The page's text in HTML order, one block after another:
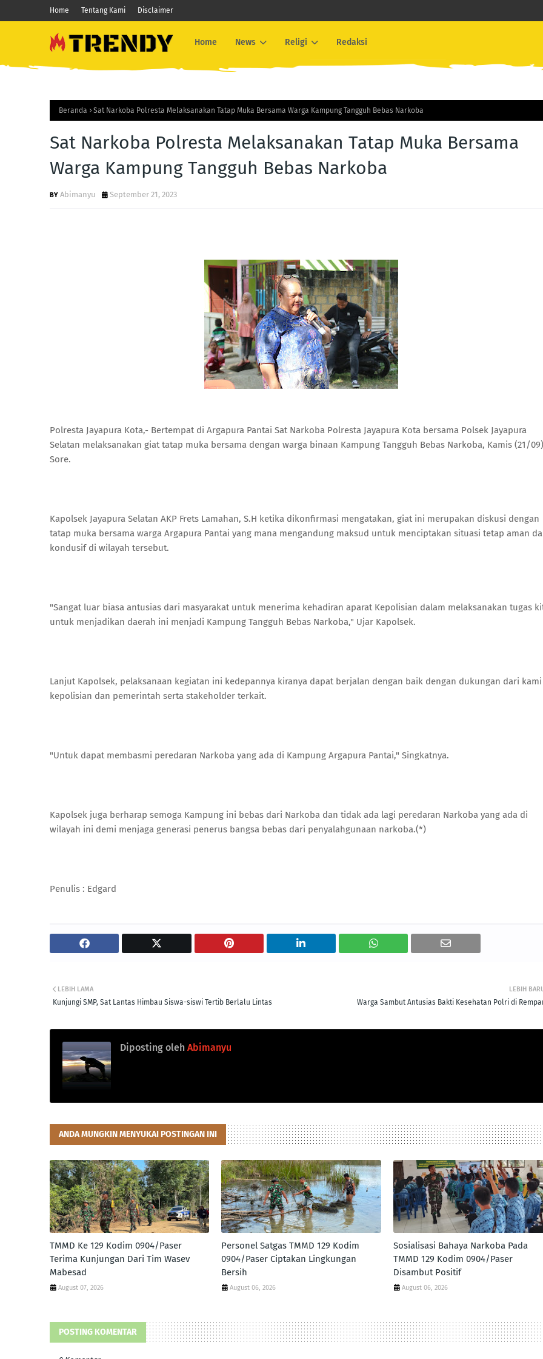
Home Tentang Kami Disclaimer
Home News Religi Redaksi
Beranda Sat Narkoba Polresta Melaksanakan Tatap Muka Bersama Warga Kampung Tangguh Bebas Narkoba
Sat Narkoba Polresta Melaksanakan Tatap Muka Bersama
Warga Kampung Tangguh Bebas Narkoba
Abimanyu September 21, 2023
Polresta Jayapura Kota,- Bertempat di Argapura Pantai Sat Narkoba Polresta Jayapura Kota bersama Polsek Jayapura
Selatan melaksanakan giat tatap muka bersama dengan warga binaan Kampung Tangguh Bebas Narkoba, Kamis (21/09)
Sore.
Kapolsek Jayapura Selatan AKP Frets Lamahan, S.H ketika dikonfirmasi mengatakan, giat ini merupakan diskusi dengan
tatap muka bersama warga Argapura Pantai yang mana mengandung maksud untuk menciptakan situasi tetap aman
kondusif di wilayah tersebut.
"Sangat luar biasa antusias dari masyarakat untuk menerima kehadiran aparat Kepolisian dalam melaksanakan tugas
untuk menjadikan daerah ini menjadi Kampung Tangguh Bebas Narkoba," Ujar Kapolsek.
Lanjut Kapolsek, pelaksanaan kegiatan ini kedepannya kiranya dapat berjalan dengan baik dengan dukungan dari kami
kepolisian dan pemerintah serta stakeholder terkait.
"Untuk dapat membasmi peredaran Narkoba yang ada di Kampung Argapura Pantai," Singkatnya.
Kapolsek juga berharap semoga Kampung ini bebas dari Narkoba dan tidak ada lagi peredaran Narkoba yang ada di
wilayah ini demi menjaga generasi penerus bangsa bebas dari penyalahgunaan narkoba.(*)
Penulis : Edgard
LEBIH
Warga Sambut Antusias Bakti Kesehatan Polri di
LEBIH LAMA
Kunjungi SMP, Sat Lantas Himbau Siswa-siswi Tertib Berlalu Lintas
Diposting oleh Abimanyu
ANDA MUNGKIN MENYUKAI POSTINGAN INI
TMMD Ke 129 Kodim 0904/Paser
Terima Kunjungan Dari Tim Wasev
Mabesad
August 07, 2026
Personel Satgas TMMD 129 Kodim
0904/Paser Ciptakan Lingkungan
Bersih
August 06, 2026
Sosialisasi Bahaya Narkoba Pada
TMMD 129 Kodim 0904/Paser
Disambut Positif
August 06, 2026
POSTING KOMENTAR